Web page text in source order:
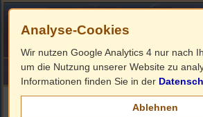
HOME ImpressumLinks
Filmbeschreibung, Cover &
Analyse-Cookies
Wir nutzen Google Analytics 4 nur nach
um die Nutzung unserer Website zu
Informationen finden Sie in der
Ablehnen